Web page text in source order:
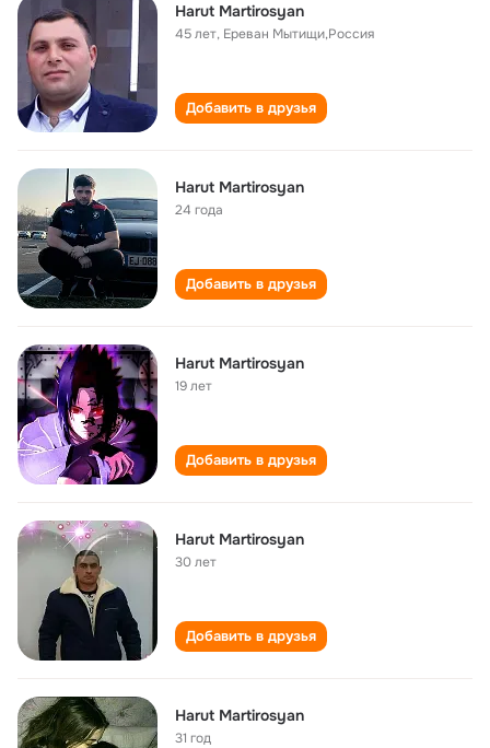
Harut Martirosyan
45 лет, Ереван Мытищи,Россия
Добавить в друзья
Harut Martirosyan
24 года
Добавить в друзья
Harut Martirosyan
19 лет
Добавить в друзья
Harut Martirosyan
30 лет
Добавить в друзья
Harut Martirosyan
31 год